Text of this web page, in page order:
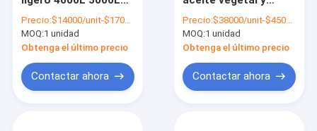
cisterna de gasolina
Precio:$14000/unit-$17000/unit
MOQ:1 unidad
Obtenga el último precio
Contactar ahora
371HP 6x4 de 20000L
Precio:$38000/unit-$45000/unit
MOQ:1 unidad
Obtenga el último precio
Contactar ahora